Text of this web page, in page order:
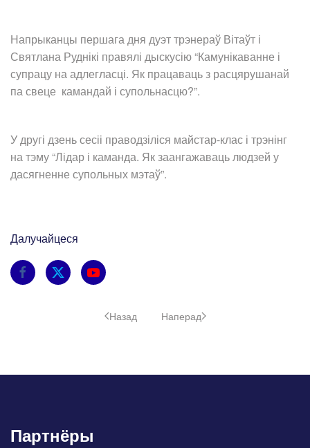
Далучайцеся
Напрыканцы першага дня дуэт трэнераў Вітаўт і
Святлана Руднікі правялі дыскусію “Камунікаванне і
супрацу на адлегласці. Як працаваць з расцярушанай
па свеце камандай і супольнасцю?”.
У другі дзень сесіі праводзіліся майстар-клас і трэнінг
на тэму “Лідар і каманда. Як заангажаваць людзей у
дасягненне супольных мэтаў”.
Назад Наперад
Партнёры